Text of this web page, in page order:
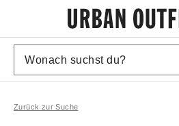
Zurück zur Suche